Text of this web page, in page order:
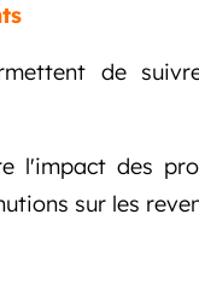
de
l'impact des
sur les